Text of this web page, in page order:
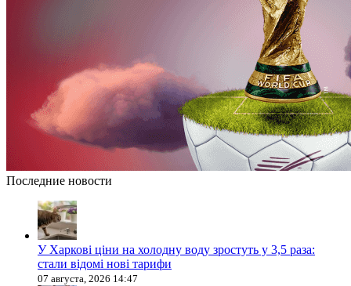
Последние новости
У Харкові ціни на холодну воду зростуть у 3,5 раза:
стали відомі нові тарифи
07 августа, 2026 14:47